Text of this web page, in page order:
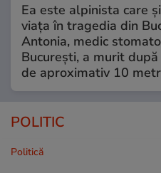
Ea este alpinista care
viața în tragedia din
Antonia, medic
București, a murit după
de aproximativ 10
POLITIC
Politică